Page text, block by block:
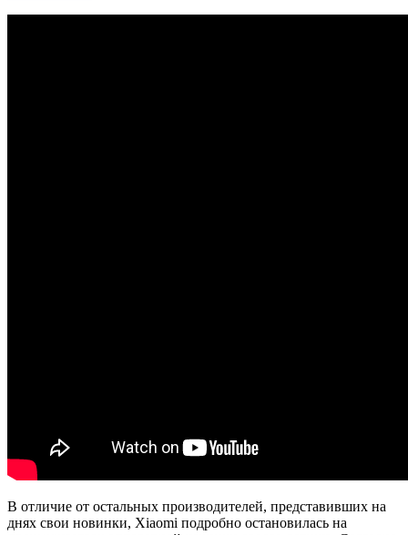
В отличие от остальных производителей, представивших на
днях свои новинки, Xiaomi подробно остановилась на